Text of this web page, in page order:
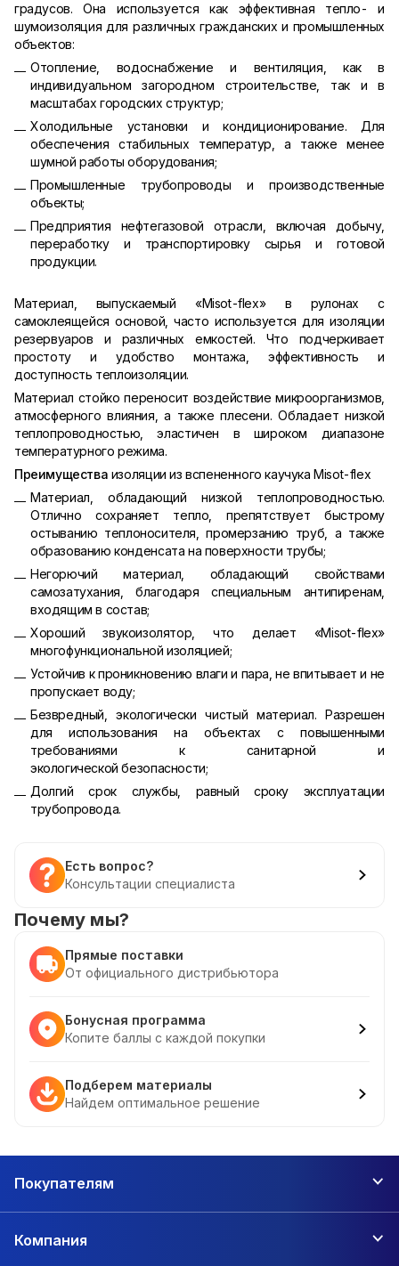
градусов. Она используется как эффективная тепло- и
шумоизоляция для различных гражданских и промышленных
объектов:
Отопление, водоснабжение и вентиляция, как в
индивидуальном загородном строительстве, так и в
масштабах городских структур;
Холодильные установки и кондиционирование. Для
обеспечения стабильных температур, а также менее
шумной работы оборудования;
Промышленные трубопроводы и производственные
объекты;
Предприятия нефтегазовой отрасли, включая добычу,
переработку и транспортировку сырья и готовой
продукции.
Материал, выпускаемый «Misot-flex» в рулонах с
самоклеящейся основой, часто используется для изоляции
резервуаров и различных емкостей. Что подчеркивает
простоту и удобство монтажа, эффективность и
доступность теплоизоляции.
Материал стойко переносит воздействие микроорганизмов,
атмосферного влияния, а также плесени. Обладает низкой
теплопроводностью, эластичен в широком диапазоне
температурного режима.
Преимущества изоляции из вспененного каучука Misot-flex
Материал, обладающий низкой теплопроводностью.
Отлично сохраняет тепло, препятствует быстрому
остыванию теплоносителя, промерзанию труб, а также
образованию конденсата на поверхности трубы;
Негорючий материал, обладающий свойствами
самозатухания, благодаря специальным антипиренам,
входящим в состав;
Хороший звукоизолятор, что делает «Misot-flex»
многофункциональной изоляцией;
Устойчив к проникновению влаги и пара, не впитывает и не
пропускает воду;
Безвредный, экологически чистый материал. Разрешен
для использования на объектах с повышенными
требованиями к санитарной и
экологической безопасности;
Долгий срок службы, равный сроку эксплуатации
трубопровода.
Есть вопрос?
Консультации специалиста
Почему мы?
Прямые поставки
От официального дистрибьютора
Бонусная программа
Копите баллы с каждой покупки
Подберем материалы
Найдем оптимальное решение
Покупателям
Компания